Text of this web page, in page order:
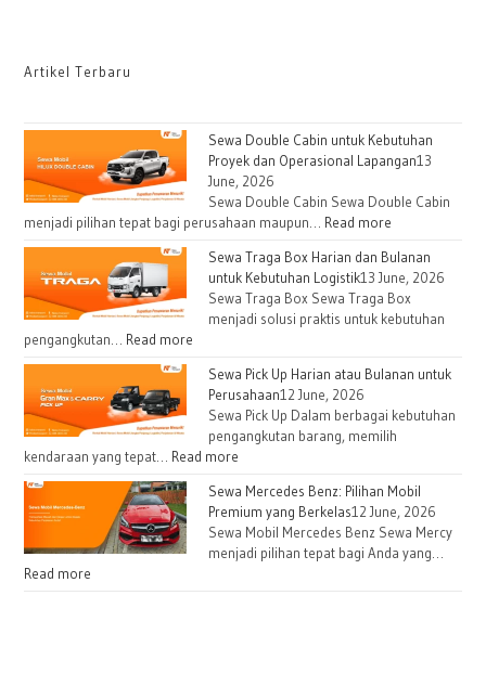
Artikel Terbaru
Sewa Double Cabin untuk Kebutuhan
Proyek dan Operasional Lapangan13
June, 2026
Sewa Double Cabin Sewa Double Cabin
menjadi pilihan tepat bagi perusahaan maupun… Read more
Sewa Traga Box Harian dan Bulanan
untuk Kebutuhan Logistik13 June, 2026
Sewa Traga Box Sewa Traga Box
menjadi solusi praktis untuk kebutuhan
pengangkutan… Read more
Sewa Pick Up Harian atau Bulanan untuk
Perusahaan12 June, 2026
Sewa Pick Up Dalam berbagai kebutuhan
pengangkutan barang, memilih
kendaraan yang tepat… Read more
Sewa Mercedes Benz: Pilihan Mobil
Premium yang Berkelas12 June, 2026
Sewa Mobil Mercedes Benz Sewa Mercy
menjadi pilihan tepat bagi Anda yang…
Read more